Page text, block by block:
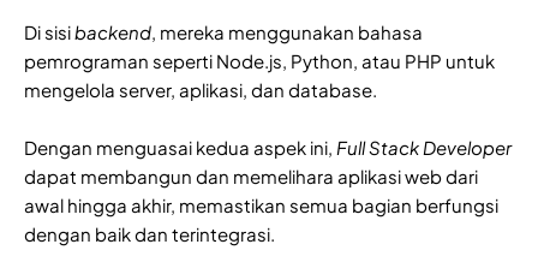
Di sisibackend, mereka menggunakan bahasa
pemrograman seperti Node.js, Python, atau PHP untuk
mengelola server, aplikasi, dan database.
Dengan menguasai kedua aspek ini, Full Stack Developer
dapat membangun dan memelihara aplikasi web dari
awal hingga akhir, memastikan semua bagian berfungsi
dengan baik dan terintegrasi.